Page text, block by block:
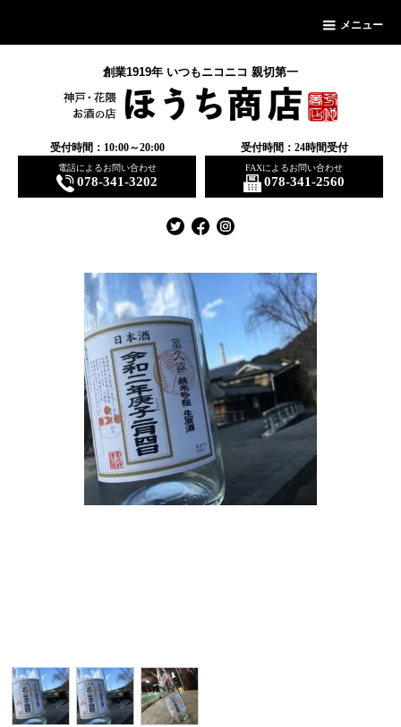
メニュー
創業1919年 いつもニコニコ 親切第一
受付時間：10:00～20:00
電話によるお問い合わせ
078-341-3202
受付時間：24時間受付
FAXによるお問い合わせ
078-341-2560